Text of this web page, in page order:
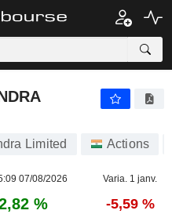
Limited Actions
07/08/2026 Varia. 1 janv.
% -5,59 %